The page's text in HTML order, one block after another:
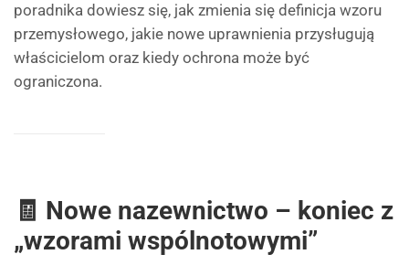
poradnika dowiesz się, jak zmienia się definicja wzoru
przemysłowego, jakie nowe uprawnienia przysługują
właścicielom oraz kiedy ochrona może być
ograniczona.
🧾 Nowe nazewnictwo – koniec z
„wzorami wspólnotowymi”